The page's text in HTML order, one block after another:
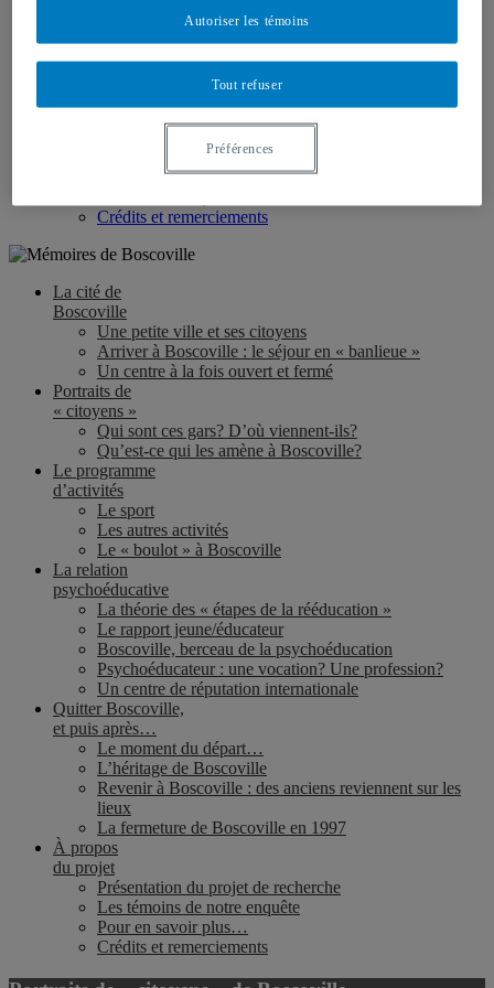
Le moment du départ…
Revenir à Boscoville : des anciens reviennent sur les
Présentation du projet de recherche
Les témoins de notre enquête
Crédits et remerciements
La cité de
Boscoville
Une petite ville et ses citoyens
Arriver à Boscoville : le séjour en « banlieue »
Un centre à la fois ouvert et fermé
Portraits de
« citoyens »
Qui sont ces gars? D’où viennent-ils?
Qu’est-ce qui les amène à Boscoville?
Le programme
d’activités
Le sport
Les autres activités
Le « boulot » à Boscoville
La relation
psychoéducative
La théorie des « étapes de la rééducation »
Le rapport jeune/éducateur
Boscoville, berceau de la psychoéducation
Psychoéducateur : une vocation? Une profession?
Un centre de réputation internationale
Quitter Boscoville,
et puis après…
Le moment du départ…
L’héritage de Boscoville
Revenir à Boscoville : des anciens reviennent sur les
lieux
La fermeture de Boscoville en 1997
À propos
du projet
Présentation du projet de recherche
Les témoins de notre enquête
Pour en savoir plus…
Crédits et remerciements
Tout refuser
Autoriser les témoins
Préférences